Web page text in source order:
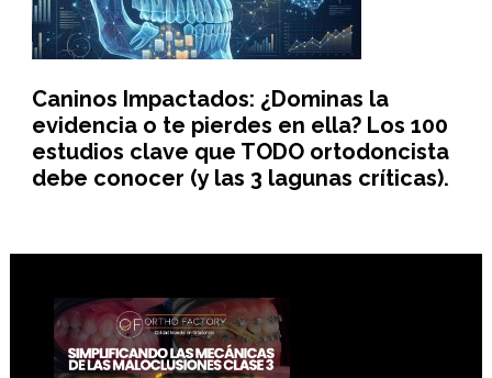
Caninos Impactados: ¿Dominas la
evidencia o te pierdes en ella? Los 100
estudios clave que TODO ortodoncista
debe conocer (y las 3 lagunas críticas).
Footer